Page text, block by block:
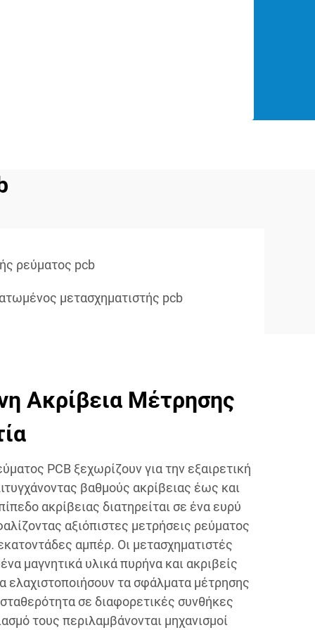
ρεύματος pcb
μετασχηματιστής pcb
Ακρίβεια Μέτρησης
PCB ξεχωρίζουν για την εξαιρετική
βαθμούς ακρίβειας έως και
ακρίβειας διατηρείται σε ένα ευρύ
αξιόπιστες μετρήσεις ρεύματος
αμπέρ. Οι μετασχηματιστές
μαγνητικά υλικά πυρήνα και ακριβείς
ελαχιστοποιήσουν τα σφάλματα μέτρησης
σε διαφορετικές συνθήκες
τους περιλαμβάνονται μηχανισμοί